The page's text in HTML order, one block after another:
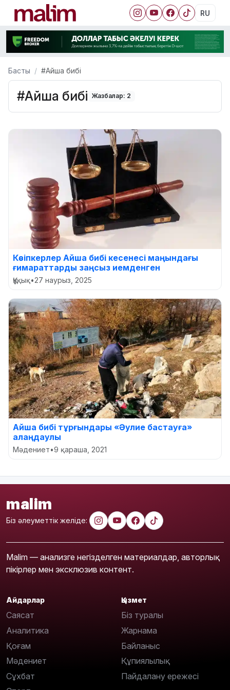
RU
Басты #Айша бибі
#Айша бибі Жазбалар: 2
Кәсіпкерлер Айша бибі кесенесі маңындағы
ғимараттарды заңсыз иемденген
Құқық•27 наурыз, 2025
Айша бибі тұрғындары «Әулие бастауға»
алаңдаулы
Мәдениет•9 қараша, 2021
malim
Біз әлеуметтік желіде:
Malim — анализге негізделген материалдар, авторлық
пікірлер мен эксклюзив контент.
Айдарлар
Саясат
Аналитика
Қоғам
Мәдениет
Сұхбат
Қызмет
Біз туралы
Жарнама
Байланыс
Құпиялылық
Пайдалану ережесі